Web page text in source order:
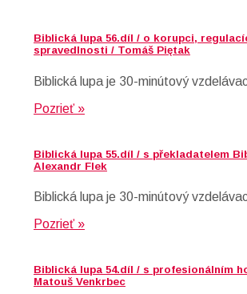
Biblická lupa 56.díl / o korupci,
spravedlnosti / Tomáš Piętak
Biblická lupa je 30-minútový
Pozrieť »
Biblická lupa 55.díl / s překladatelem
Alexandr Flek
Biblická lupa je 30-minútový
Pozrieť »
Biblická lupa 54.díl / s profesionálním
Matouš Venkrbec